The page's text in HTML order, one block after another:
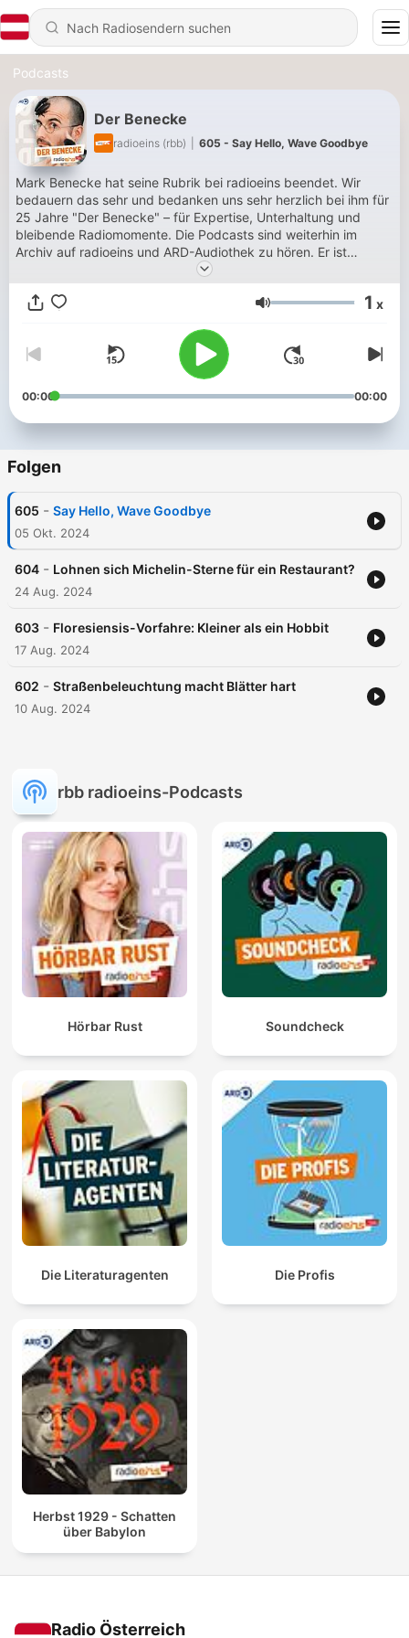
Podcasts
Der Benecke
radioeins (rbb) 605 - Say Hello, Wave Goodbye
Mark Benecke hat seine Rubrik bei radioeins beendet. Wir
bedauern das sehr und bedanken uns sehr herzlich bei ihm für
25 Jahre "Der Benecke" – für Expertise, Unterhaltung und
bleibende Radiomomente. Die Podcasts sind weiterhin im
Archiv auf radioeins und ARD-Audiothek zu hören. Er ist
Vorsitzender der Deutschen Dracula - Gesellschaft. Er ist
Mitglied des Komitees des Nobelpreises für kuriose
wissenschaftliche Forschungen. Er ist der bekannteste
Podcast steht unter der Creative Commons Lizenz CC BY-NC-
ND 4.0.
Lautstärke 1 x
00:00 00:00
Folgen
605 - Say Hello, Wave Goodbye
05 Okt. 2024
604 - Lohnen sich Michelin-Sterne für ein Restaurant?
24 Aug. 2024
603 - Floresiensis-Vorfahre: Kleiner als ein Hobbit
17 Aug. 2024
602 - Straßenbeleuchtung macht Blätter hart
10 Aug. 2024
rbb radioeins-Podcasts
Hörbar Rust Soundcheck
Die Literaturagenten Die Profis
Herbst 1929 - Schatten
über Babylon
Radio Österreich